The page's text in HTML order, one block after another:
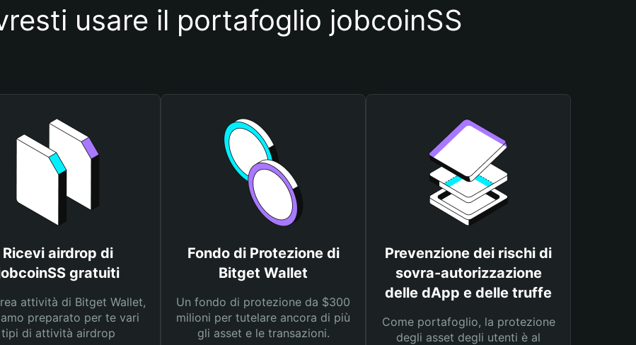
usare il portafoglio jobcoinSS
Ricevi airdrop di
gratuiti
attività di Bitget Wallet,
preparato per te vari
tipi di attività airdrop
Fondo di Protezione di
Bitget Wallet
Un fondo di protezione da $300
milioni per tutelare ancora di più
gli asset e le transazioni.
Prevenzione dei rischi di
sovra-autorizzazione
delle dApp e delle truffe
Come portafoglio, la protezione
degli asset degli utenti è al